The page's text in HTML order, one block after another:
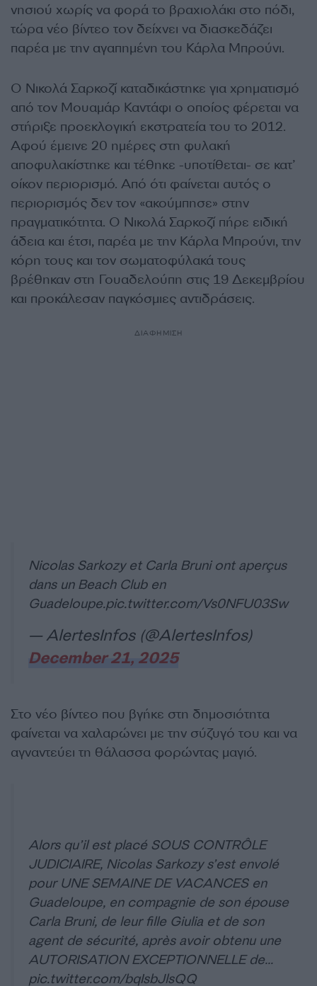
νησιού χωρίς να φορά το βραχιολάκι στο πόδι,
τώρα νέο βίντεο τον δείχνει να διασκεδάζει
παρέα με την αγαπημένη του Κάρλα Μπρούνι.
Ο Νικολά Σαρκοζί καταδικάστηκε για χρηματισμό
από τον Μουαμάρ Καντάφι ο οποίος φέρεται να
στήριξε προεκλογική εκστρατεία του το 2012.
Αφού έμεινε 20 ημέρες στη φυλακή
αποφυλακίστηκε και τέθηκε -υποτίθεται- σε κατ’
οίκον περιορισμό. Από ότι φαίνεται αυτός ο
περιορισμός δεν τον «ακούμπησε» στην
πραγματικότητα. Ο Νικολά Σαρκοζί πήρε ειδική
άδεια και έτσι, παρέα με την Κάρλα Μπρούνι, την
κόρη τους και τον σωματοφύλακά τους
βρέθηκαν στη Γουαδελούπη στις 19 Δεκεμβρίου
και προκάλεσαν παγκόσμιες αντιδράσεις.
ΔΙΑΦΗΜΙΣΗ
Nicolas Sarkozy et Carla Bruni ont aperçus
dans un Beach Club en
Guadeloupe.pic.twitter.com/Vs0NFU03Sw
— AlertesInfos (@AlertesInfos)
December 21, 2025
Στο νέο βίντεο που βγήκε στη δημοσιότητα
φαίνεται να χαλαρώνει με την σύζυγό του και να
αγναντεύει τη θάλασσα φορώντας μαγιό.
Alors qu’il est placé SOUS CONTRÔLE
JUDICIAIRE, Nicolas Sarkozy s’est envolé
pour UNE SEMAINE DE VACANCES en
Guadeloupe, en compagnie de son épouse
Carla Bruni, de leur fille Giulia et de son
agent de sécurité, après avoir obtenu une
AUTORISATION EXCEPTIONNELLE de…
pic.twitter.com/bqIsbJlsQQ